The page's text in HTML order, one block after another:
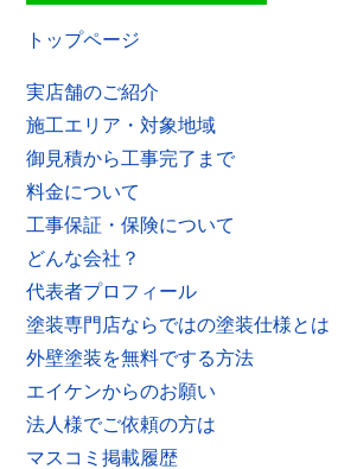
トップページ
実店舗のご紹介
施工エリア・対象地域
御見積から工事完了まで
料金について
工事保証・保険について
どんな会社？
代表者プロフィール
塗装専門店ならではの塗装仕様とは
外壁塗装を無料でする方法
エイケンからのお願い
法人様でご依頼の方は
マスコミ掲載履歴